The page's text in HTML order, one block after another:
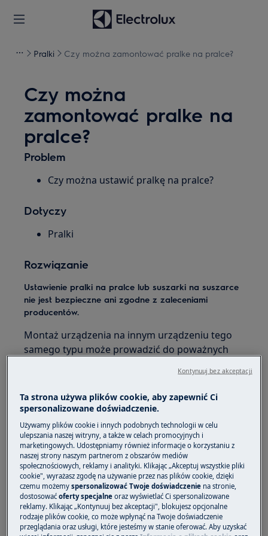
Pralki Czy można zamontować pralke na pralce?
Czy można
zamontować pralke na
pralce?
Problem
Czy można ustawić pralkę na pralce?
Dotyczy
Pralki
Rozwiązanie
Ustawienie pralki na pralce lub suszarki na suszarce
nie jest bezpieczne ani zgodne z zaleceniami
producentów.
Montaż urządzenia na innym urządzeniu tego
samego typu może prowadzić do poważnych
dla użytkownika. Poniżej znajduje się opis,
dlaczego takie działanie jest niebezpieczne:
Pralki, suszarki i inne urządzenia gospodarstwa
domowego są zaprojektowane do działania jako
oddzielne, niezależne jednostki. Każde z nich ma
swoje własne zalecenia dotyczące instalacji i
użytkowania. W przypadku próby umieszczenia
pralki na pralce lub suszarki na suszarce, mogą
wystąpić następujące problemy:
Brak stabilności:Pralki są ciężkim
Ta strona używa plików cookie, aby zapewnić Ci
spersonalizowane doświadczenie.
Używamy plików cookie i innych podobnych technologii w celu
ulepszania naszej witryny, a także w celach promocyjnych i
marketingowych. Udostępniamy również informacje o korzystaniu z
naszej strony naszym partnerom z obszarów mediów
społecznościowych, reklamy i analityki. Klikając „Akceptuj wszystkie pliki
cookie", wyrażasz zgodę na używanie przez nas plików cookie, dzięki
czemu możemyspersonalizować Twoje doświadczenie na stronie,
dostosowaćoferty specjalne oraz wyświetlać Ci spersonalizowane
reklamy. Klikając „Kontynuuj bez akceptacji", blokujesz opcjonalne
rodzaje plików cookie, co może wpłynąć na Twoje doświadczenie
przeglądania oraz usługi, które jesteśmy w stanie oferować. Aby uzyskać
Kontynuuj bez akceptacji